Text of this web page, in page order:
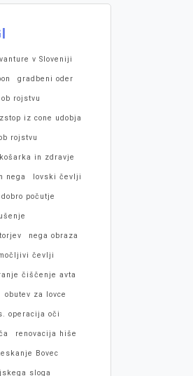
v Sloveniji
gradbeni oder
rojstvu
iz cone udobja
rojstvu
košarka in zdravje
nega lovski čevlji
počutje
nega obraza
čevlji
čiščenje avta
obutev za lovce
operacija oči
renovacija hiše
Bovec
sloga